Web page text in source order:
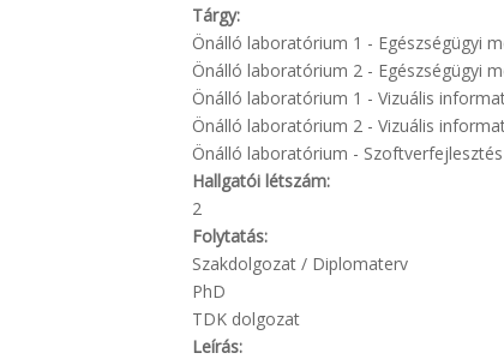
Tárgy:
Önálló laboratórium 1 - Egészségügyi
Önálló laboratórium 2 - Egészségügyi
Önálló laboratórium 1 - Vizuális
Önálló laboratórium 2 - Vizuális
Önálló laboratórium -
Hallgatói létszám:
2
Folytatás:
Szakdolgozat / Diplomaterv
PhD
TDK dolgozat
Leírás: